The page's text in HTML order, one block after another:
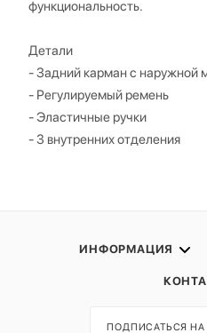
функциональность.
Детали
- Задний карман с наружной
- Регулируемый ремень
- Эластичные ручки
- 3 внутренних отделения
ИНФОРМАЦИЯ
ПОДПИСАТЬСЯ НА